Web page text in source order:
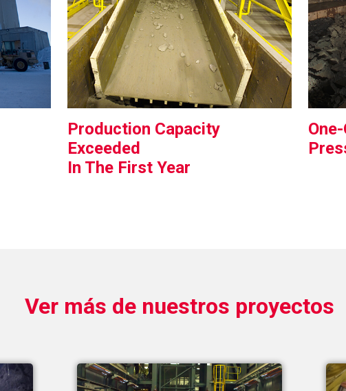
Production Capacity
Exceeded
In The First Year
Ver más de nuestros proyectos